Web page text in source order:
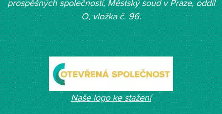
prospěšných společností, Městský soud v Praze, oddíl
O, vložka č. 96.
Naše logo ke stažení